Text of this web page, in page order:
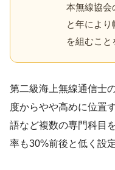
本無線協会
と年によ
を組むこと
第二級海上無線通信士
度からやや高めに位置
語など複数の専門科目
率も30%前後と低く設